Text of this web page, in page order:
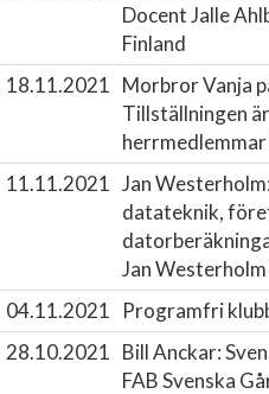
Docent Jalle
Finland
18.11.2021 Morbror Vanja
Tillställningen
11.11.2021 Jan
datateknik,
Jan
04.11.2021
Programfri
28.10.2021 Bill Anckar:
FAB Svenska